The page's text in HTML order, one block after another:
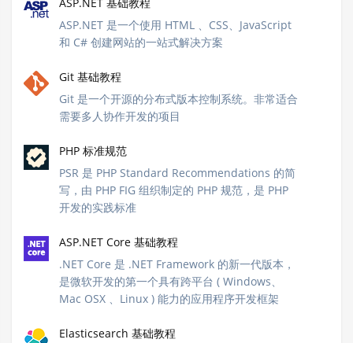
ASP.NET 是一个使用 HTML 、CSS、JavaScript
和 C# 创建网站的一站式解决方案
Git 基础教程
Git 是一个开源的分布式版本控制系统。非常适合
需要多人协作开发的项目
PHP 标准规范
PSR 是 PHP Standard Recommendations 的简
写，由 PHP FIG 组织制定的 PHP 规范，是 PHP
开发的实践标准
ASP.NET Core 基础教程
.NET Core 是 .NET Framework 的新一代版本，
是微软开发的第一个具有跨平台 ( Windows、
Mac OSX 、Linux ) 能力的应用程序开发框架
Elasticsearch 基础教程